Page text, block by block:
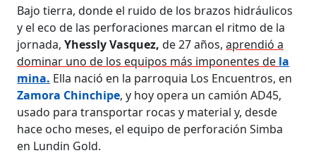
Bajo tierra, donde el ruido de los brazos hidráulicos
y el eco de las perforaciones marcan el ritmo de la
jornada,Yhessly Vasquez,de 27 años,aprendió a
dominar uno de los equipos más imponentes de la
mina. Ella nació en la parroquia Los Encuentros, en
Zamora Chinchipe, y hoy opera un camión AD45,
usado para transportar rocas y material y, desde
hace ocho meses, el equipo de perforación Simba
en Lundin Gold.